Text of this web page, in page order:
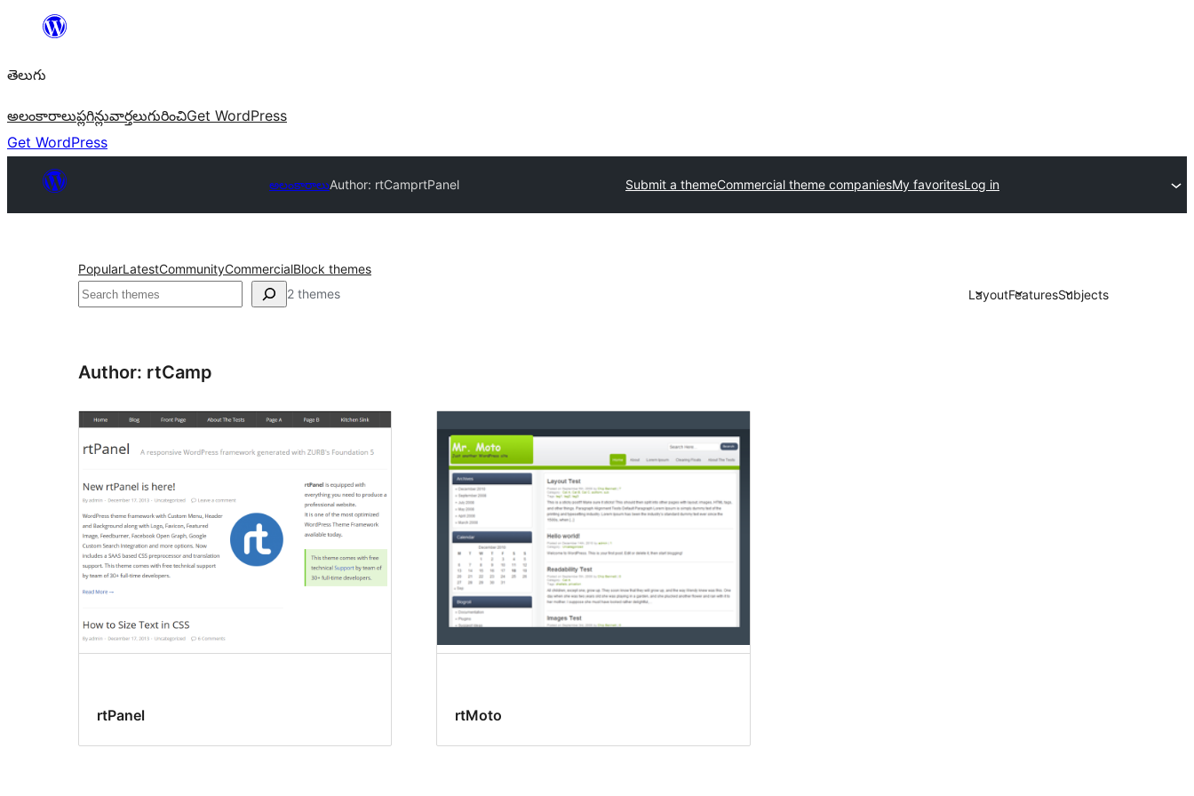
విషయానికి
తెలుగు
అలంకారాలుప్లగిన్లువార్తలుగురించిGet WordPress
Get WordPress
అలంకారాలుAuthor: rtCamprtPanel Submit a themeCommercial theme companiesMy favoritesLog in
PopularLatestCommunityCommercialBlock themes
వెతుకు 2 themes LayoutFeaturesSubjects
Author: rtCamp
rtPanel rtMoto